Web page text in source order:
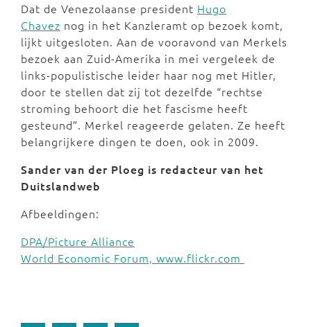
Dat de Venezolaanse president Hugo
Chavez nog in het Kanzleramt op bezoek komt,
lijkt uitgesloten. Aan de vooravond van Merkels
bezoek aan Zuid-Amerika in mei vergeleek de
links-populistische leider haar nog met Hitler,
door te stellen dat zij tot dezelfde “rechtse
stroming behoort die het fascisme heeft
gesteund”. Merkel reageerde gelaten. Ze heeft
belangrijkere dingen te doen, ook in 2009.
Sander van der Ploeg is redacteur van het
Duitslandweb
Afbeeldingen:
DPA/Picture Alliance
World Economic Forum, www.flickr.com